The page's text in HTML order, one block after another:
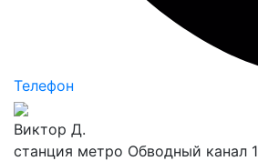
Телефон
Виктор Д.
станция метро Обводный канал 1